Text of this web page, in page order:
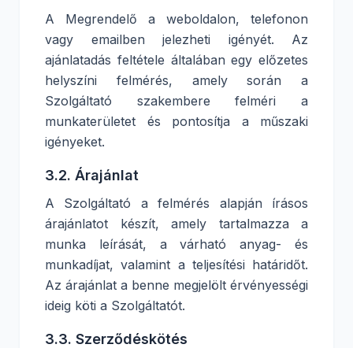
A Megrendelő a weboldalon, telefonon
vagy emailben jelezheti igényét. Az
ajánlatadás feltétele általában egy előzetes
helyszíni felmérés, amely során a
Szolgáltató szakembere felméri a
munkaterületet és pontosítja a műszaki
igényeket.
3.2. Árajánlat
A Szolgáltató a felmérés alapján írásos
árajánlatot készít, amely tartalmazza a
munka leírását, a várható anyag- és
munkadíjat, valamint a teljesítési határidőt.
Az árajánlat a benne megjelölt érvényességi
ideig köti a Szolgáltatót.
3.3. Szerződéskötés